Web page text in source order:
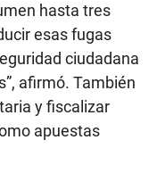
hasta tres
esas fugas
ciudadana
afirmó. También
y fiscalizar
apuestas